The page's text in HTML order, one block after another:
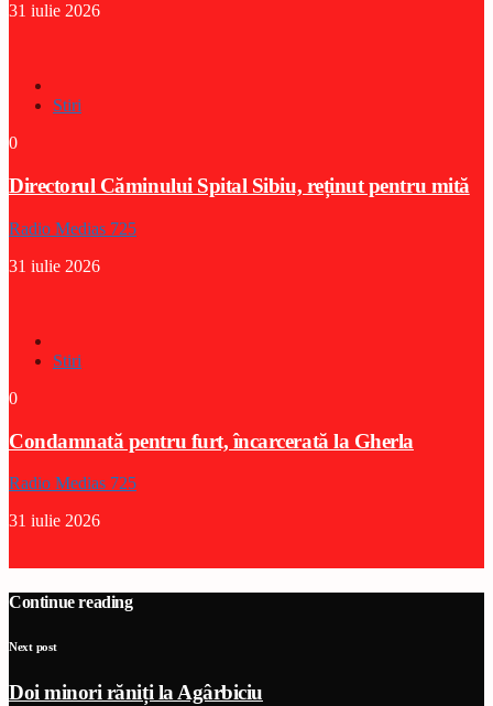
31 iulie 2026
Stiri
0
Directorul Căminului Spital Sibiu, reținut pentru mită
Radio Medias 725
31 iulie 2026
Stiri
0
Condamnată pentru furt, încarcerată la Gherla
Radio Medias 725
31 iulie 2026
Continue reading
Next post
Doi minori răniți la Agârbiciu